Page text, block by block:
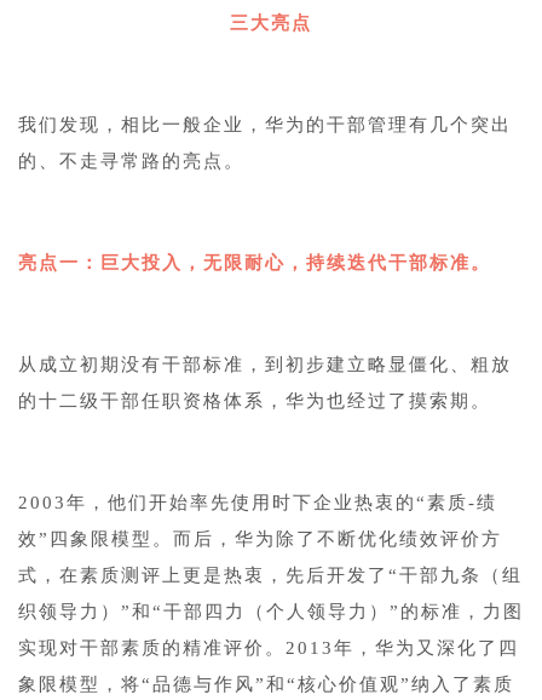
三大亮点
我们发现，相比一般企业，华为的干部管理有几个突出
的、不走寻常路的亮点。
亮点一：巨大投入，无限耐心，持续迭代干部标准。
从成立初期没有干部标准，到初步建立略显僵化、粗放
的十二级干部任职资格体系，华为也经过了摸索期。
2003年，他们开始率先使用时下企业热衷的“素质-绩
效”四象限模型。而后，华为除了不断优化绩效评价方
式，在素质测评上更是热衷，先后开发了“干部九条（组
织领导力）”和“干部四力（个人领导力）”的标准，力图
实现对干部素质的精准评价。2013年，华为又深化了四
象限模型，将“品德与作风”和“核心价值观”纳入了素质